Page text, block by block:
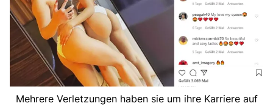
Mehrere Verletzungen haben sie um ihre Karriere auf